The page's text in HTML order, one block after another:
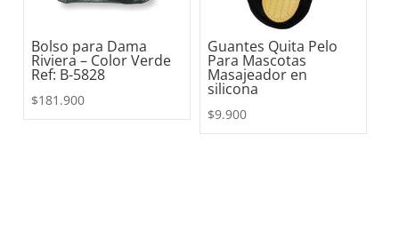
Bolso para Dama
Riviera – Color Verde
Ref: B-5828
$181.900
Guantes Quita Pelo
Para Mascotas
Masajeador en
silicona
$9.900